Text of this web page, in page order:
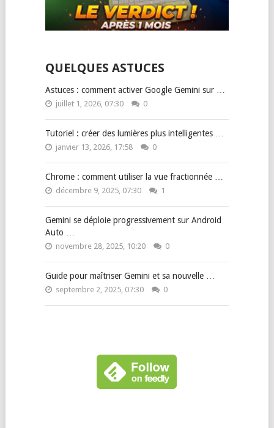
QUELQUES ASTUCES
Astuces : comment activer Google Gemini sur …
juillet 1, 2026, 07:30 0
Tutoriel : créer des lumières plus intelligentes …
janvier 13, 2026, 17:58 0
Chrome : comment utiliser la vue fractionnée …
décembre 9, 2025, 07:30 1
Gemini se déploie progressivement sur Android
Auto …
novembre 28, 2025, 10:20 0
Guide pour maîtriser Gemini et sa nouvelle …
septembre 2, 2025, 07:30 0